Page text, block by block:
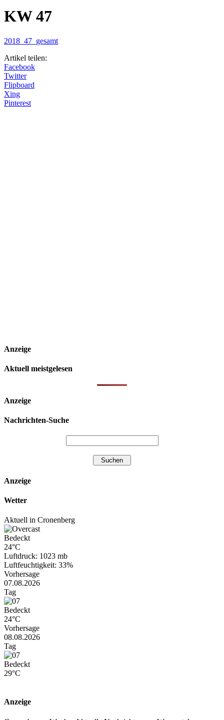
KW 47
2018_47_gesamt
Artikel teilen:
Facebook
Twitter
Flipboard
Xing
Pinterest
Anzeige
Aktuell meistgelesen
Anzeige
Nachrichten-Suche
Anzeige
Wetter
Aktuell in Cronenberg
Bedeckt
24°C
Luftdruck: 1023 mb
Luftfeuchtigkeit: 33%
Vorhersage
07.08.2026
Tag
Bedeckt
24°C
Vorhersage
08.08.2026
Tag
Bedeckt
29°C
Anzeige